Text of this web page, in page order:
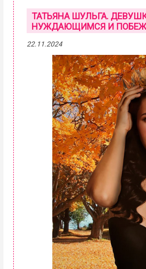
ТАТЬЯНА ШУЛЬГА.
НУЖДАЮЩИМСЯ И
22.11.2024